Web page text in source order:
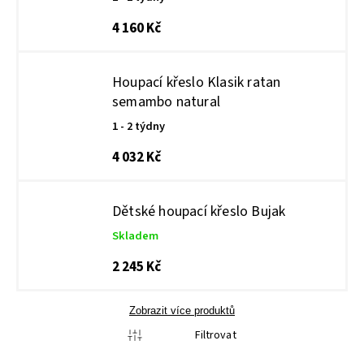
4 160 Kč
Houpací křeslo Klasik ratan
semambo natural
1 - 2 týdny
4 032 Kč
Dětské houpací křeslo Bujak
Skladem
2 245 Kč
Zobrazit více produktů